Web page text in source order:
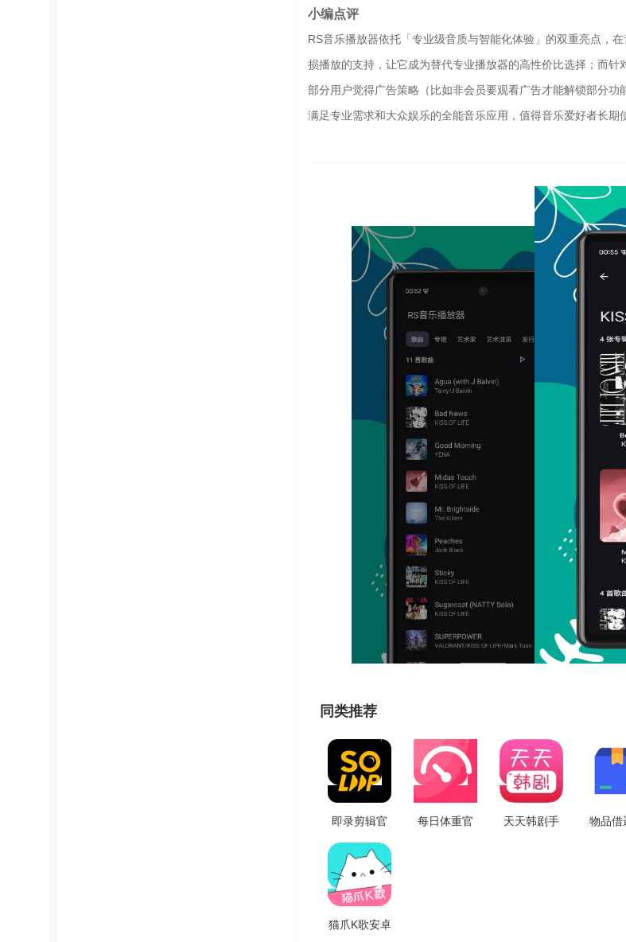
小编点评
RS音乐播放器依托「专业级音质与智能化体验」的双重亮点，
损播放的支持，让它成为替代专业播放器的高性价比选择；而
部分用户觉得广告策略（比如非会员要观看广告才能解锁部分
满足专业需求和大众娱乐的全能音乐应用，值得音乐爱好者长期
同类推荐
即录剪辑官
方最新版
v1.9
每日体重官
天天韩剧手
物品借
猫爪K歌安卓